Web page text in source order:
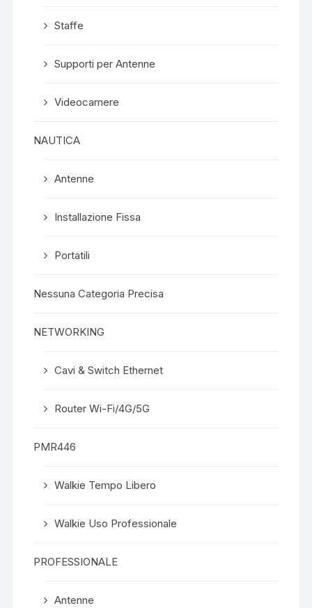
Staffe
Supporti per Antenne
Videocamere
NAUTICA
Antenne
Installazione Fissa
Portatili
Nessuna Categoria Precisa
NETWORKING
Cavi & Switch Ethernet
Router Wi-Fi/4G/5G
PMR446
Walkie Tempo Libero
Walkie Uso Professionale
PROFESSIONALE
Antenne